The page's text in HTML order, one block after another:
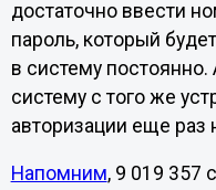
достаточно ввести
пароль, который
в систему
систему с того же
авторизации еще раз
Напомним, 9 019 357